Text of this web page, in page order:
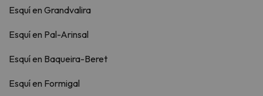
Esquí en Grandvalira
Esquí en Pal-Arinsal
Esquí en Baqueira-Beret
Esquí en Formigal